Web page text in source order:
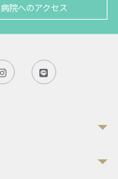
病院へのアクセス